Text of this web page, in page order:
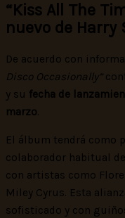
“Kiss All The
nuevo de Harry
De acuerdo con
Disco Occasionally”
y su fecha de
marzo.
El álbum tendrá como
colaborador habitual
con artistas como
Miley Cyrus. Esta
sofisticado y con